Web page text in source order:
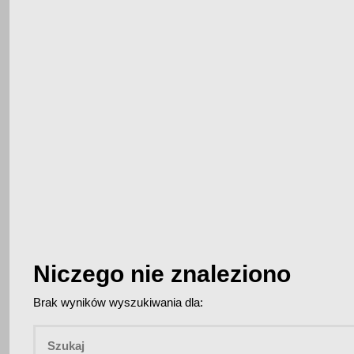
Niczego nie znaleziono
Brak wyników wyszukiwania dla: